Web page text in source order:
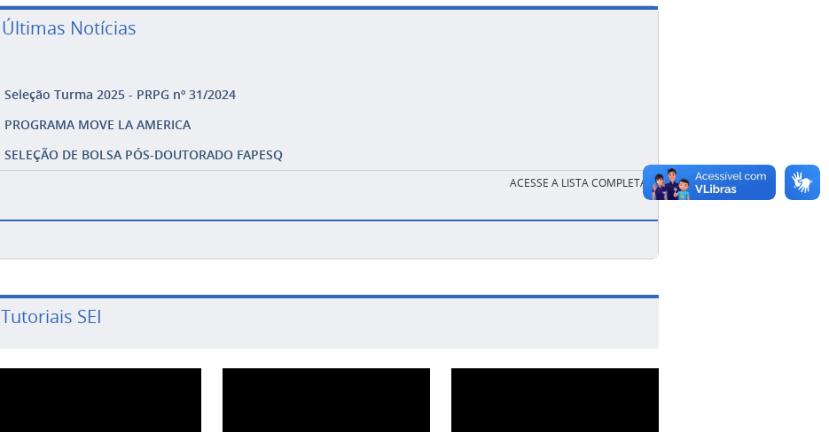
Últimas Notícias
Seleção Turma 2025 - PRPG nº 31/2024
PROGRAMA MOVE LA AMERICA
SELEÇÃO DE BOLSA PÓS-DOUTORADO FAPESQ
ACESSE A LISTA COMPLETA
Tutoriais SEI